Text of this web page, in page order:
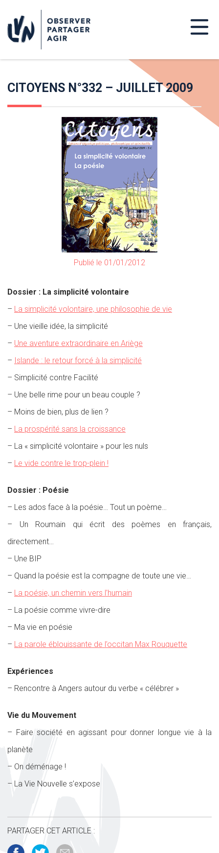
CITOYENS N°332 – JUILLET 2009
Publié le 01/01/2012
Dossier : La simplicité volontaire
– La simplicité volontaire, une philosophie de vie
– Une vieille idée, la simplicité
– Une aventure extraordinaire en Ariège
– Islande : le retour forcé à la simplicité
– Simplicité contre Facilité
– Une belle rime pour un beau couple ?
– Moins de bien, plus de lien ?
– La prospérité sans la croissance
– La « simplicité volontaire » pour les nuls
– Le vide contre le trop-plein !
Dossier : Poésie
– Les ados face à la poésie… Tout un poème…
– Un Roumain qui écrit des poèmes en français,
directement…
– Une BIP
– Quand la poésie est la compagne de toute une vie…
– La poésie, un chemin vers l’humain
– La poésie comme vivre-dire
– Ma vie en poésie
– La parole éblouissante de l’occitan Max Rouquette
Expériences
– Rencontre à Angers autour du verbe « célébrer »
Vie du Mouvement
– Faire société en agissant pour donner longue vie à la
planète
– On déménage !
– La Vie Nouvelle s’expose
PARTAGER CET ARTICLE :